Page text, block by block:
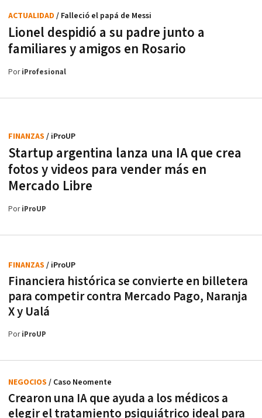
Lionel despidió a su padre junto a
familiares y amigos en Rosario
ACTUALIDAD / Falleció el papá de Messi
PoriProfesional
Startup argentina lanza una IA que crea
fotos y videos para vender más en
Mercado Libre
FINANZAS / iProUP
PoriProUP
Financiera histórica se convierte en billetera
para competir contra Mercado Pago, Naranja
X y Ualá
FINANZAS / iProUP
PoriProUP
Crearon una IA que ayuda a los médicos a
elegir el tratamiento psiquiátrico ideal para
NEGOCIOS / Caso Neomente